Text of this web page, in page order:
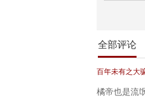
全部评论
百年未有之大
橘帝也是流